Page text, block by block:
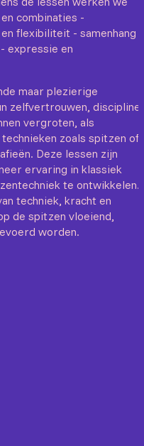
combinaties -
flexibiliteit - samenhang
expressie en
maar plezierige
zelfvertrouwen, discipline
vergroten, als
zoals spitzen of
Deze lessen zijn
ervaring in klassiek
te ontwikkelen.
techniek, kracht en
de spitzen vloeiend,
worden.